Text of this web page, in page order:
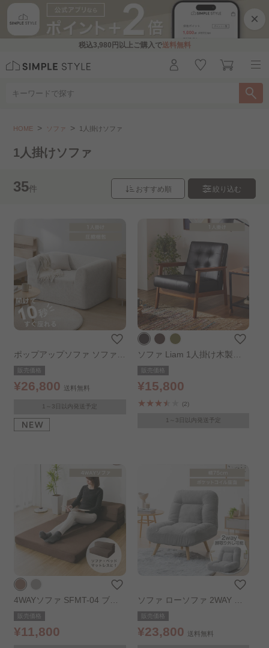
×
税込3,980円 以上ご購入で送料無料
HOME ソファ 1人掛けソファ
2人掛けソファ
カウチソファ・コーナーソファ..
ソファベッド
コンパクトソファ ビーズクッション
フロアソファ・ローソファ..
北欧・ナチュラル
モダン
オットマン・スツール ソファカバー
組立設置サービス（ソファ）..
1人掛けソファ
35件 おすすめ順 絞り込む
ポップアップソファ ソファ
フロアソファ 幅100㎝ 1人掛
け PUS1-1SA ベージュ
販売価格
¥26,800 送料無料
1～3日以内発送予定
ソファ Liam 1人掛け木製フ
レームソファ ダークブラウン
販売価格
¥15,800
(2)
1～3日以内発送予定
4WAYソファ SFMT-04 ブラ
ウン
販売価格
¥11,800
ソファ ローソファ 2WAY 一
人掛け ポケットコイル ライ
トグレー
販売価格
¥23,800 送料無料